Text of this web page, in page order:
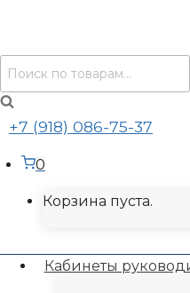
+7 (918) 086-75-37
0
Корзина пуста.
Кабинеты